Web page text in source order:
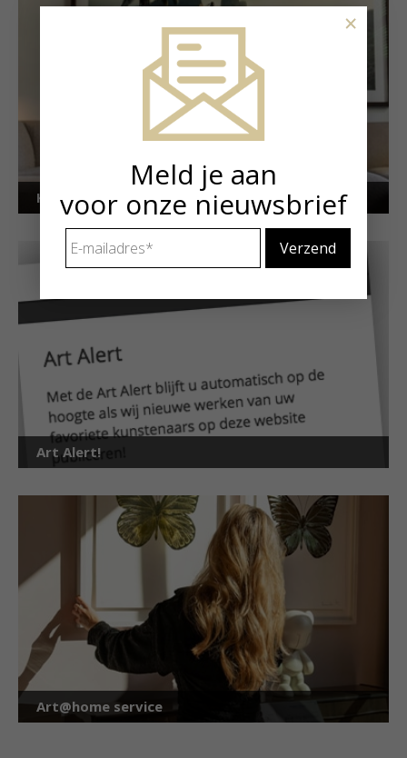
Kunstuitleen voor particulieren
Art Alert!
Art@home service
Meld je aan
voor onze nieuwsbrief
mailadres *
×